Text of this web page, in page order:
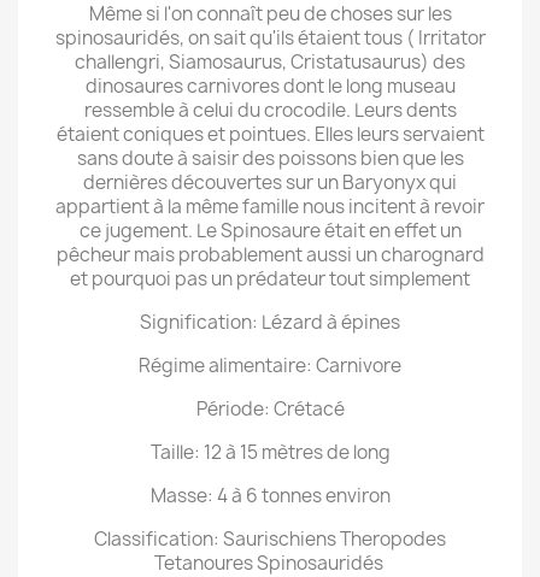
Même si l'on connaît peu de choses sur les
spinosauridés, on sait qu'ils étaient tous ( Irritator
challengri, Siamosaurus, Cristatusaurus) des
dinosaures carnivores dont le long museau
ressemble à celui du crocodile. Leurs dents
étaient coniques et pointues. Elles leurs servaient
sans doute à saisir des poissons bien que les
dernières découvertes sur un Baryonyx qui
appartient à la même famille nous incitent à revoir
ce jugement. Le Spinosaure était en effet un
pêcheur mais probablement aussi un charognard
et pourquoi pas un prédateur tout simplement
Signification: Lézard à épines
Régime alimentaire: Carnivore
Période: Crétacé
Taille: 12 à 15 mètres de long
Masse: 4 à 6 tonnes environ
Classification: Saurischiens Theropodes
Tetanoures Spinosauridés